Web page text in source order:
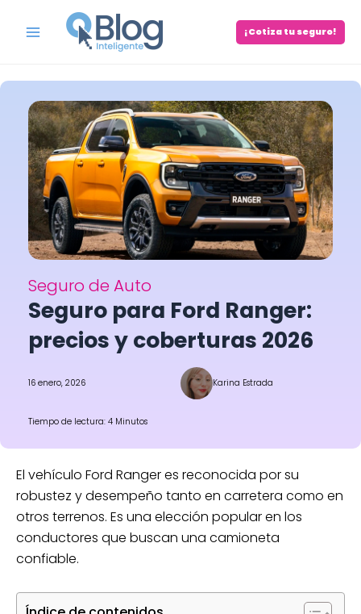
Menu
¡Cotiza tu seguro!
Seguro de Auto
Seguro para Ford Ranger:
precios y coberturas 2026
16 enero, 2026 Karina Estrada
Tiempo de lectura: 4 Minutos
El vehículo Ford Ranger es reconocida por su
robustez y desempeño tanto en carretera como en
otros terrenos. Es una elección popular en los
conductores que buscan una camioneta
confiable.